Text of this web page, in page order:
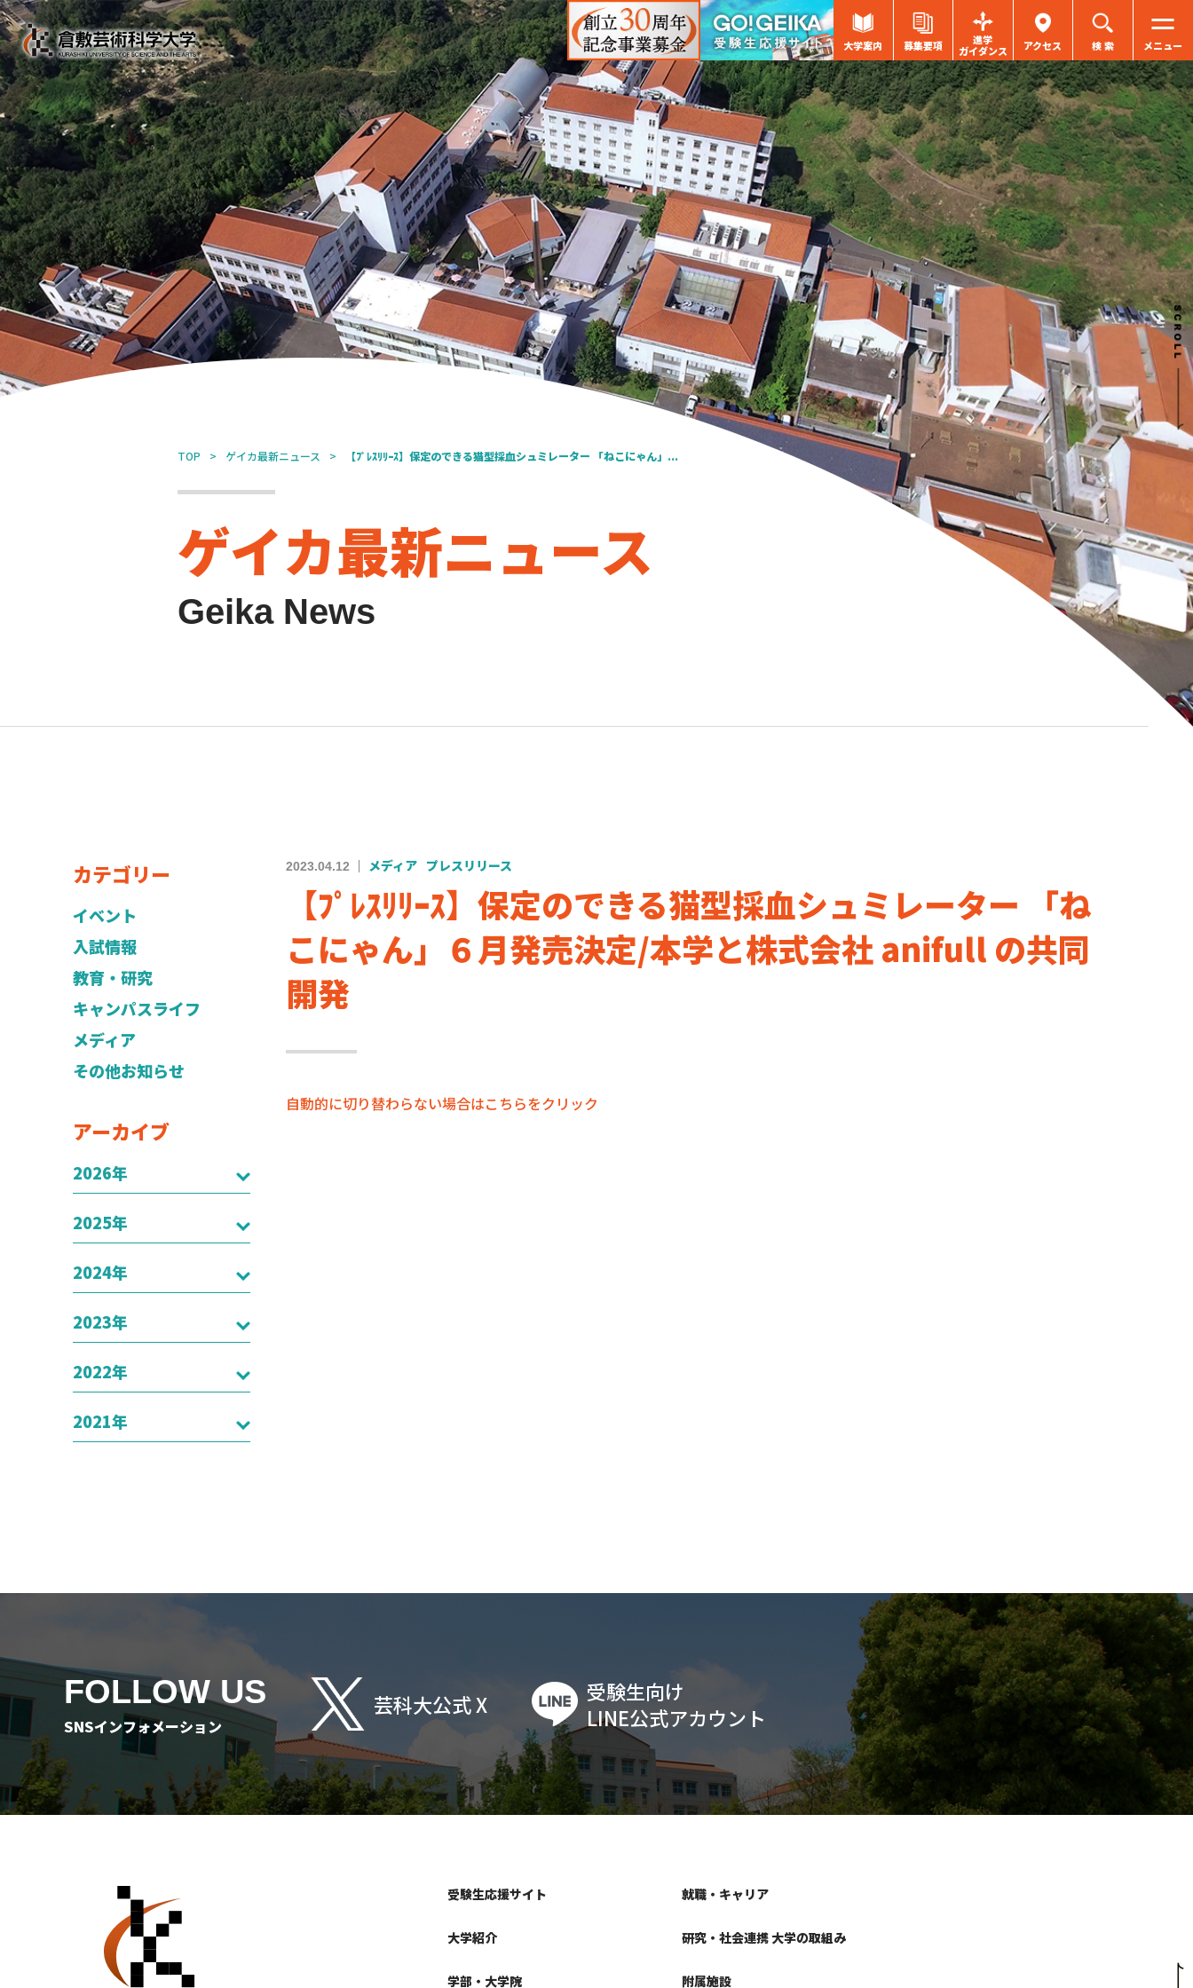
大学案内 募集要項
進学
ガイダンス
アクセス 検 索 メニュー
TOP ゲイカ最新ニュース 【ﾌﾟﾚｽﾘﾘｰｽ】保定のできる猫型採血シュミレーター 「ねこにゃん」...
ゲイカ最新ニュース
Geika News
カテゴリー
イベント
入試情報
教育・研究
キャンパスライフ
メディア
その他お知らせ
アーカイブ
2026年
2025年
2024年
2023年
2022年
2021年
2023.04.12 メディア プレスリリース
【ﾌﾟﾚｽﾘﾘｰｽ】保定のできる猫型採血シュミレーター 「ね
こにゃん」６月発売決定/本学と株式会社 anifull の共同
開発
自動的に切り替わらない場合はこちらをクリック
FOLLOW US
SNSインフォメーション
芸科大公式 X
受験生向け
LINE公式アカウント
受験生応援サイト
大学紹介
学部・大学院
就職・キャリア
研究・社会連携 大学の取組み
附属施設